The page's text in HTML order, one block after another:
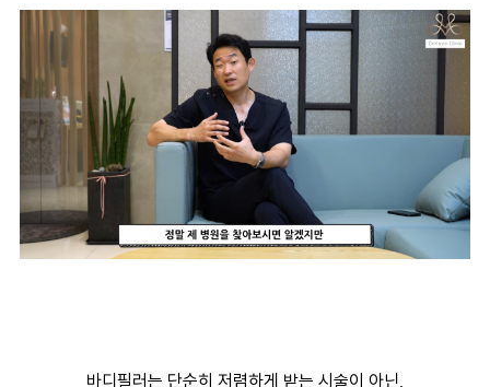
바디필러는 단순히 저렴하게 받는 시술이 아닌,